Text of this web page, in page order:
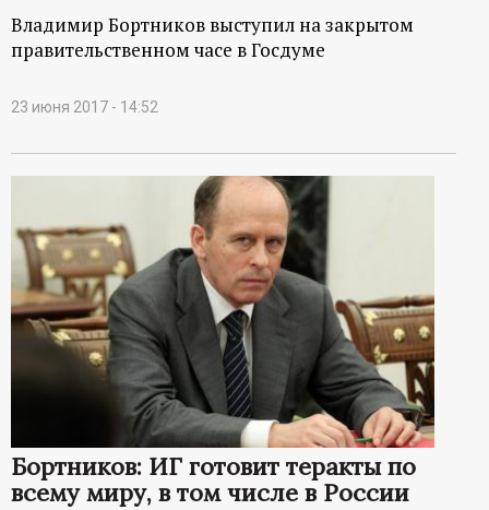
Владимир Бортников выступил на закрытом
правительственном часе в Госдуме
23 июня 2017 - 14:52
Бортников: ИГ готовит теракты по
всему миру, в том числе в России